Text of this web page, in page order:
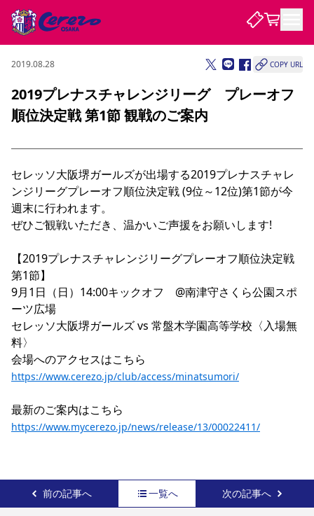
試合・チーム
試合について
チームについて
選手・スタッフ スケジュール メディア情報 アクセス レディース
アカデミー ハナサカプレーヤー
観戦する
チケット情報 販売スケジュール 価格・席種
購入方法
シーズンシート
法人シーズンシート 福祉サービス
団体チケット
特定興行入場券
譲渡サービス
初めて観戦ガイド キッズ向けサービス グルメ
マッチデープログラム
観戦マナー&ルール
スタジアム
YANMAR HANASAKA STADIUM
DAZNで観戦
アウェイツアー
セレッソ大阪について
サポートする
パートナー企業募集中 セレッソ大阪VISAカード サポートスタッフ
セレッソアイデアちょうだいな
応援商店街
Lise（ライセンスビジネス）
サステナビリティ
サステナビリティポリシー SDGsのゴール
活動レポート
SPORT POSITIVE LEAGUES 取り組み実績
スポーツクラブ
セレッソスポーツパーク舞洲 YANMAR HANASAKA STADIUM
セレッソ大阪アカデミー
子供のサッカースクール
大人のサッカースクール その他スポーツクラブ
ファンクラブ
ファンクラブ
SAKURA SOCIO SAKURA POINT Program
招待券引換方法
まいセレチケット 会員規定 婚姻届・出生届・命名書
ニュース
ニュース
すべて チーム グッズ チケット イベント
ファンクラブ
ホームタウン
レディース
アカデミー
2019.08.28 COPY URL
2019プレナスチャレンジリーグ プレーオフ
順位決定戦 第1節 観戦のご案内
セレッソ大阪堺ガールズが出場する2019プレナスチャレ
ンジリーグプレーオフ順位決定戦 (9位～12位)第1節が今
週末に行われます。
ぜひご観戦いただき、温かいご声援をお願いします!
【2019プレナスチャレンジリーグプレーオフ順位決定戦
第1節】
9月1日（日）14:00キックオフ　@南津守さくら公園スポ
ーツ広場
セレッソ大阪堺ガールズ vs 常盤木学園高等学校〈入場無
料〉
会場へのアクセスはこちら
https://www.cerezo.jp/club/access/minatsumori/
https://www.mycerezo.jp/news/release/13/00022411/
前の記事へ 一覧へ 次の記事へ